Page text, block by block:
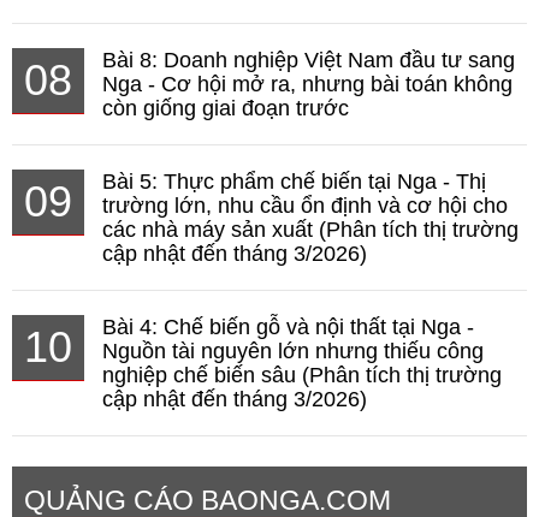
08
Bài 8: Doanh nghiệp Việt Nam đầu tư sang
Nga - Cơ hội mở ra, nhưng bài toán không
còn giống giai đoạn trước
09
Bài 5: Thực phẩm chế biến tại Nga - Thị
trường lớn, nhu cầu ổn định và cơ hội cho
các nhà máy sản xuất (Phân tích thị trường
cập nhật đến tháng 3/2026)
10
Bài 4: Chế biến gỗ và nội thất tại Nga -
Nguồn tài nguyên lớn nhưng thiếu công
nghiệp chế biến sâu (Phân tích thị trường
cập nhật đến tháng 3/2026)
QUẢNG CÁO BAONGA.COM